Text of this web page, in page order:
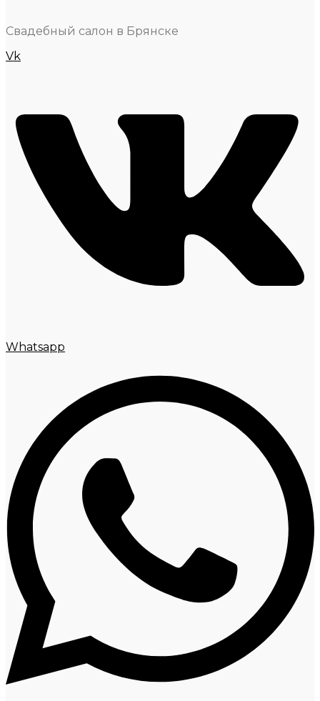
Свадебный салон в Брянске
Vk
Whatsapp